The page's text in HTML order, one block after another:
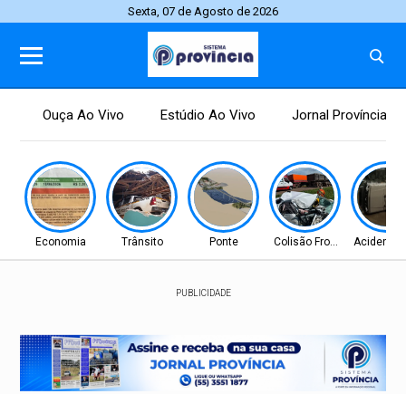
Sexta, 07 de Agosto de 2026
Ouça Ao Vivo Estúdio Ao Vivo Jornal Província
Economia Trânsito Ponte Colisão Frontal Acidente
PUBLICIDADE